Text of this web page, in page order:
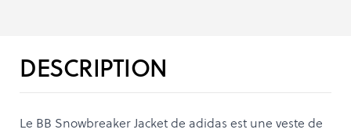
DESCRIPTION
Le BB Snowbreaker Jacket de adidas est une veste de